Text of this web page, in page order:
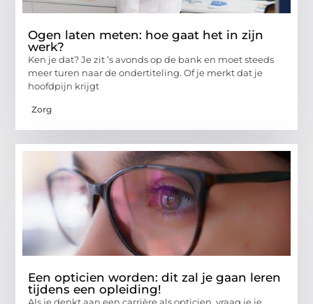
Ogen laten meten: hoe gaat het in zijn
werk?
Ken je dat? Je zit ’s avonds op de bank en moet steeds
meer turen naar de ondertiteling. Of je merkt dat je
hoofdpijn krijgt
Zorg
Een opticien worden: dit zal je gaan leren
tijdens een opleiding!
Als je denkt aan een carrière als opticien, vraag je je